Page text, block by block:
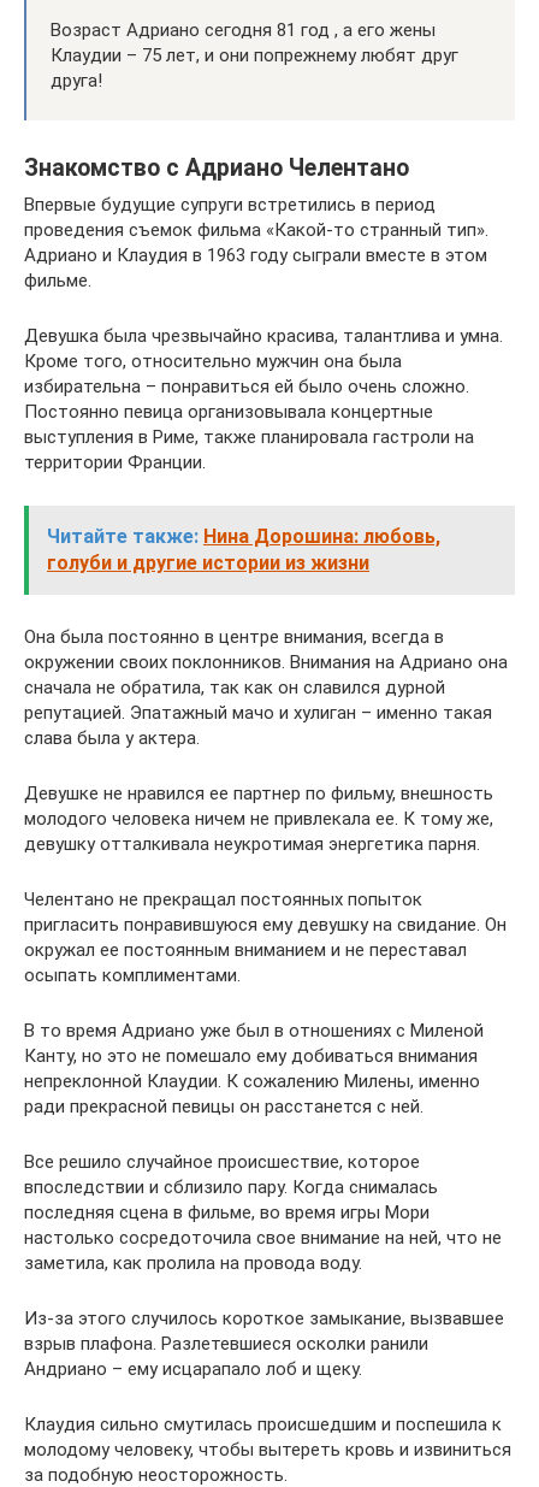
Возраст Адриано сегодня 81 год , а его жены
Клаудии – 75 лет, и они попрежнему любят друг
друга!
Знакомство с Адриано Челентано
Впервые будущие супруги встретились в период
проведения съемок фильма «Какой-то странный тип».
Адриано и Клаудия в 1963 году сыграли вместе в этом
фильме.
Девушка была чрезвычайно красива, талантлива и умна.
Кроме того, относительно мужчин она была
избирательна – понравиться ей было очень сложно.
Постоянно певица организовывала концертные
выступления в Риме, также планировала гастроли на
территории Франции.
Читайте также: Нина Дорошина: любовь,
голуби и другие истории из жизни
Она была постоянно в центре внимания, всегда в
окружении своих поклонников. Внимания на Адриано она
сначала не обратила, так как он славился дурной
репутацией. Эпатажный мачо и хулиган – именно такая
слава была у актера.
Девушке не нравился ее партнер по фильму, внешность
молодого человека ничем не привлекала ее. К тому же,
девушку отталкивала неукротимая энергетика парня.
Челентано не прекращал постоянных попыток
пригласить понравившуюся ему девушку на свидание. Он
окружал ее постоянным вниманием и не переставал
осыпать комплиментами.
В то время Адриано уже был в отношениях с Миленой
Канту, но это не помешало ему добиваться внимания
непреклонной Клаудии. К сожалению Милены, именно
ради прекрасной певицы он расстанется с ней.
Все решило случайное происшествие, которое
впоследствии и сблизило пару. Когда снималась
последняя сцена в фильме, во время игры Мори
настолько сосредоточила свое внимание на ней, что не
заметила, как пролила на провода воду.
Из-за этого случилось короткое замыкание, вызвавшее
взрыв плафона. Разлетевшиеся осколки ранили
Андриано – ему исцарапало лоб и щеку.
Клаудия сильно смутилась происшедшим и поспешила к
молодому человеку, чтобы вытереть кровь и извиниться
за подобную неосторожность.